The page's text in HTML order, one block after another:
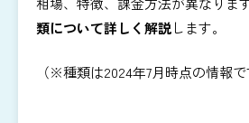
類について詳しく解説します。
（※種類は2024年7月時点の情報で